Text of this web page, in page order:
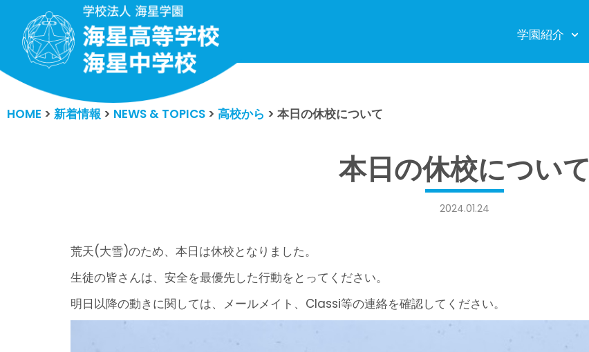
コ
テ
ツ
学園紹介
HOME > 新着情報> NEWS & TOPICS > 高校から > 本日の休校について
本日の休校について
2024.01.24
荒天(大雪)のため、本日は休校となりました。
生徒の皆さんは、安全を最優先した行動をとってください。
明日以降の動きに関しては、メールメイト、Classi等の連絡を確認してください。